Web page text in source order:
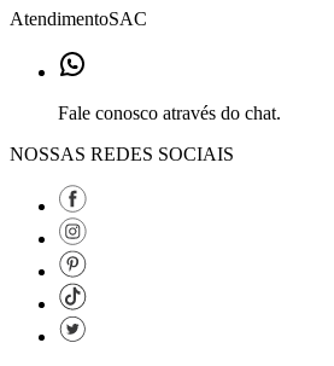
AtendimentoSAC
Fale conosco através do chat.
NOSSAS REDES SOCIAIS